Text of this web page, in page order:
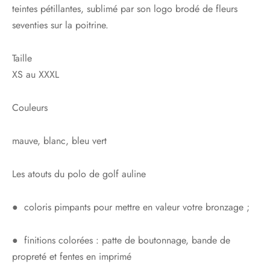
teintes pétillantes, sublimé par son logo brodé de fleurs
seventies sur la poitrine.
Taille
XS au XXXL
Couleurs
mauve, blanc, bleu vert
Les atouts du polo de golf auline
● coloris pimpants pour mettre en valeur votre bronzage ;
● finitions colorées : patte de boutonnage, bande de
propreté et fentes en imprimé